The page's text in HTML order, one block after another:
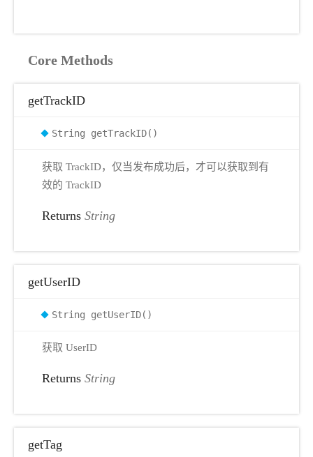
Core Methods
getTrackID
String getTrackID()
获取 TrackID，仅当发布成功后，才可以获取到有
效的 TrackID
Returns String
getUserID
String getUserID()
获取 UserID
Returns String
getTag